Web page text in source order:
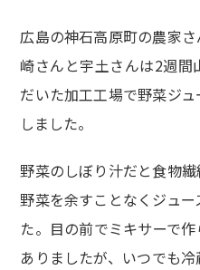
広島の神石高原町の農家
崎さんと宇土さんは2週間
だいた加工工場で野菜ジ
しました。
野菜のしぼり汁だと食物
野菜を余すことなくジュ
た。目の前でミキサーで
ありましたが、いつでも